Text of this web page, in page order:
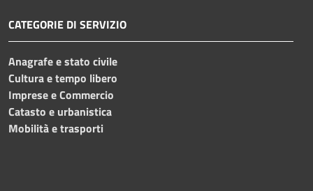
CATEGORIE DI SERVIZIO
Anagrafe e stato civile
Cultura e tempo libero
Imprese e Commercio
Catasto e urbanistica
Mobilità e trasporti